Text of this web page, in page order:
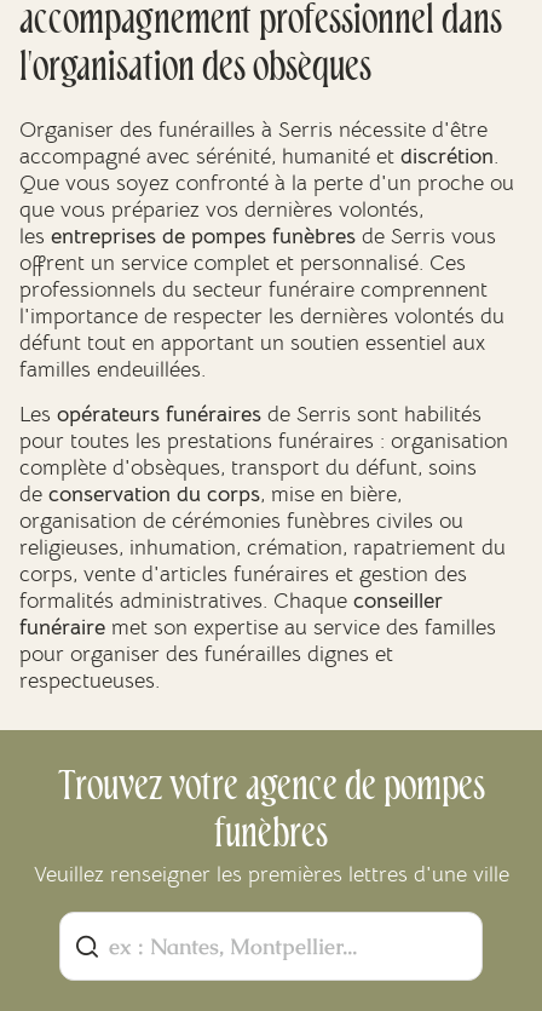
accompagnement professionnel dans
l'organisation des obsèques
Organiser des funérailles à Serris nécessite d'être
accompagné avec sérénité, humanité et discrétion.
Que vous soyez confronté à la perte d'un proche ou
que vous prépariez vos dernières volontés,
les entreprises de pompes funèbres de Serris vous
offrent un service complet et personnalisé. Ces
professionnels du secteur funéraire comprennent
l'importance de respecter les dernières volontés du
défunt tout en apportant un soutien essentiel aux
familles endeuillées.
Les opérateurs funéraires de Serris sont habilités
pour toutes les prestations funéraires : organisation
complète d'obsèques, transport du défunt, soins
de conservation du corps, mise en bière,
organisation de cérémonies funèbres civiles ou
religieuses, inhumation, crémation, rapatriement du
corps, vente d'articles funéraires et gestion des
formalités administratives. Chaque conseiller
funéraire met son expertise au service des familles
pour organiser des funérailles dignes et
respectueuses.
Trouvez votre agence de pompes
funèbres
Veuillez renseigner les premières lettres d'une ville